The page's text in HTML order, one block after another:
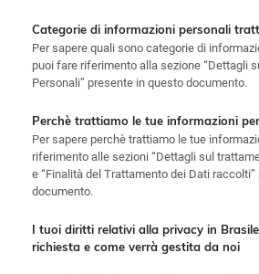
Categorie di informazioni personali
Per sapere quali sono categorie di
puoi fare riferimento alla sezione “Dettagli
Personali” presente in questo documento.
Perchè trattiamo le tue informazioni
Per sapere perchè trattiamo le tue
riferimento alle sezioni “Dettagli sul
e “Finalità del Trattamento dei Dati
documento.
I tuoi diritti relativi alla privacy in
richiesta e come verrà gestita da noi